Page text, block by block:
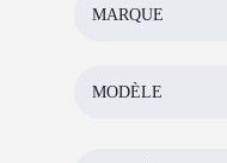
MARQUE
MODÈLE